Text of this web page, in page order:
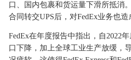
口、国内包裹和货运量下滑所抵消
合同转交UPS后，对FedEx业务也造
FedEx在年度报告中指出，自2022
口下降，加上全球工业生产放缓，